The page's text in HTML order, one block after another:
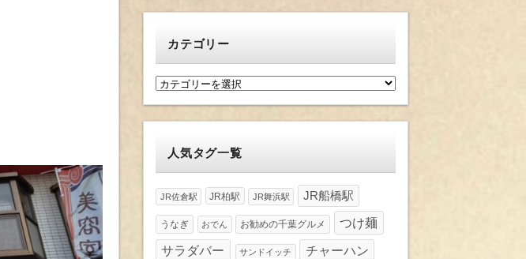
カテゴリー
カ
人気タグ一覧
JR佐倉駅 JR柏駅 JR舞浜駅 JR船橋駅
うなぎ おでん お勧めの千葉グルメ つけ麺
サラダバー サンドイッチ チャーハン